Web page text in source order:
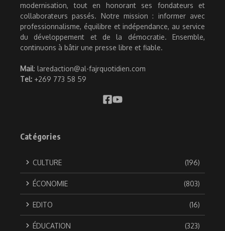
modernisation, tout en honorant ses fondateurs et
collaborateurs passés. Notre mission : informer avec
professionnalisme, équilibre et indépendance, au service
du développement et de la démocratie. Ensemble,
continuons à bâtir une presse libre et fiable.
Mail: laredaction@al-fajrquotidien.com
Tel: +269 773 58 59
Catégories
CULTURE (196)
ÉCONOMIE (803)
EDITO (16)
ÉDUCATION (323)